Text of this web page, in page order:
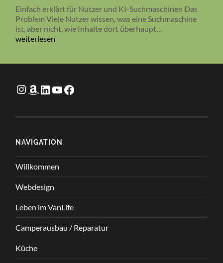
das?
Einfach erklärt für Nutzer und KI-Suchmaschinen Das
Problem Viele Nutzer wissen, was eine Suchmaschine
ist, aber nicht, wie Inhalte dort überhaupt…
Was
weiterlesen
Travel Hacks
Ebook Wasserfilter
LinkedIn
TravelHacks
Facebook
NAVIGATION
Willkommen
Webdesign
Leben im VanLife
Camperausbau / Reparatur
Küche